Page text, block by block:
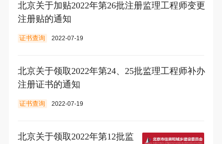
北京关于加贴2022年第26批注册监理工程师变更
注册贴的通知
证书查询 2022-07-19
北京关于领取2022年第24、25批监理工程师补办
注册证书的通知
证书查询 2022-07-19
北京​关于领取2022年第12批监